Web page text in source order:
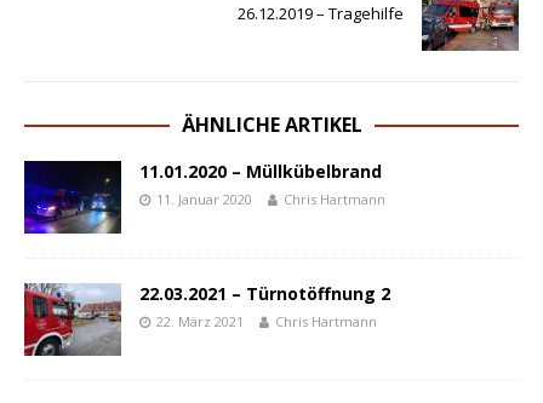
26.12.2019 – Tragehilfe
ÄHNLICHE ARTIKEL
11.01.2020 – Müllkübelbrand
11. Januar 2020 Chris Hartmann
22.03.2021 – Türnotöffnung 2
22. März 2021 Chris Hartmann